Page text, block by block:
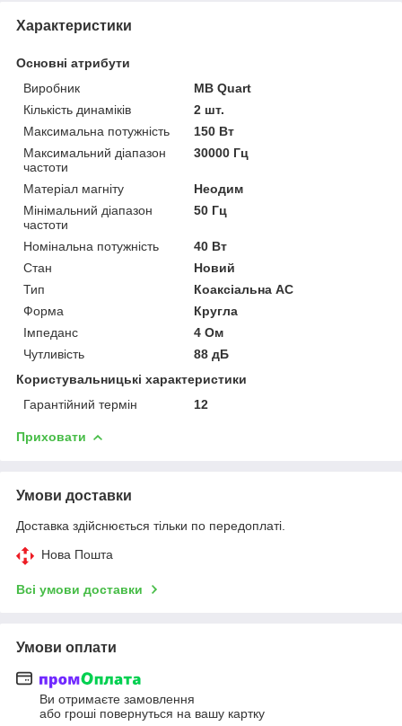
Характеристики
Основні атрибути
Виробник
MB Quart
Кількість динаміків
2 шт.
Максимальна потужність
150 Вт
Максимальний діапазон
частоти
30000 Гц
Матеріал магніту
Неодим
Мінімальний діапазон
частоти
50 Гц
Номінальна потужність
40 Вт
Стан
Новий
Тип
Коаксіальна АС
Форма
Кругла
Імпеданс
4 Ом
Чутливість
88 дБ
Користувальницькі характеристики
Гарантійний термін
12
Приховати
Умови доставки
Доставка здійснюється тільки по передоплаті.
Нова Пошта
Всі умови доставки
Умови оплати
Ви отримаєте замовлення
або гроші повернуться на вашу картку